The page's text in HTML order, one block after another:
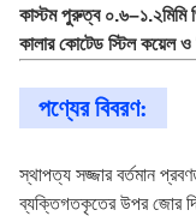
কাস্টম পুরুত্ব ০.৬–১.২মিমি
কালার কোটেড স্টিল কয়েল ও
পণ্যের বিবরণ:
স্থাপত্য সজ্জার বর্তমান
ব্যক্তিগতকৃতের উপর জোর